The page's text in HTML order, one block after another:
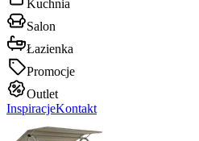
Kuchnia
Salon
Łazienka
Promocje
Outlet
InspiracjeKontakt